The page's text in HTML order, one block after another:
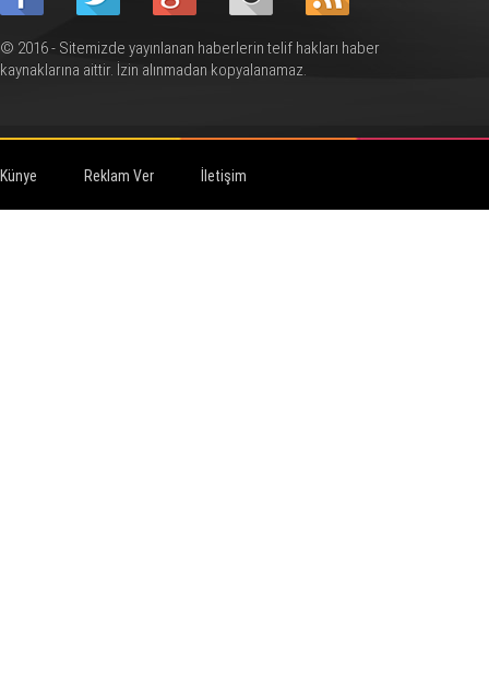
© 2016 - Sitemizde yayınlanan haberlerin telif hakları haber
kaynaklarına aittir. İzin alınmadan kopyalanamaz.
Künye Reklam Ver İletişim